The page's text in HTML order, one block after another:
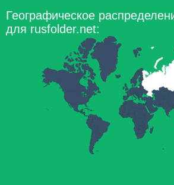
Географическое
для rusfolder.net: